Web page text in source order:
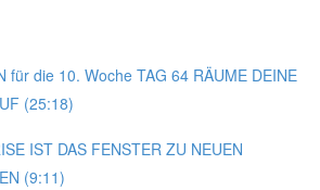
für die 10. Woche TAG 64 RÄUME DEINE
(25:18)
IST DAS FENSTER ZU NEUEN
(9:11)